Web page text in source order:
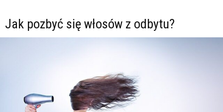
Jak pozbyć się włosów z odbytu?